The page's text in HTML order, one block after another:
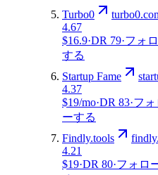
Turbo0
4.67
$16.9·DR 79·フォ
する
Startup Fame
4.37
$19/mo·DR 83·フ
ーする
Findly.tools
4.21
$19·DR 80·フォロ